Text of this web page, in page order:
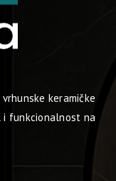
keramičke
i funkcionalnost na